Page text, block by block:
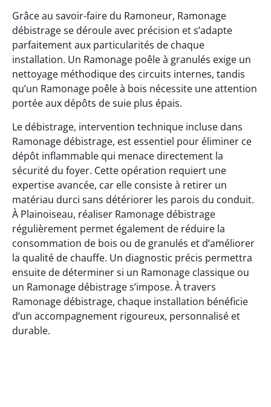
Grâce au savoir-faire du Ramoneur, Ramonage
débistrage se déroule avec précision et s’adapte
parfaitement aux particularités de chaque
installation. Un Ramonage poêle à granulés exige un
nettoyage méthodique des circuits internes, tandis
qu’un Ramonage poêle à bois nécessite une attention
portée aux dépôts de suie plus épais.
Le débistrage, intervention technique incluse dans
Ramonage débistrage, est essentiel pour éliminer ce
dépôt inflammable qui menace directement la
sécurité du foyer. Cette opération requiert une
expertise avancée, car elle consiste à retirer un
matériau durci sans détériorer les parois du conduit.
À Plainoiseau, réaliser Ramonage débistrage
régulièrement permet également de réduire la
consommation de bois ou de granulés et d’améliorer
la qualité de chauffe. Un diagnostic précis permettra
ensuite de déterminer si un Ramonage classique ou
un Ramonage débistrage s’impose. À travers
Ramonage débistrage, chaque installation bénéficie
d’un accompagnement rigoureux, personnalisé et
durable.